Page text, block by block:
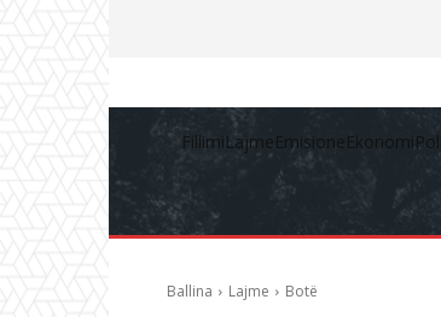
FillimiLajmeEmisioneEkonomi
Ballina Lajme Botë